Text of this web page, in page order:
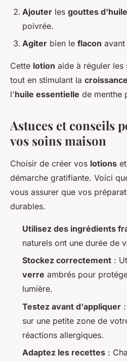
Ajouter les gouttes
poivrée.
Agiter bien le flacon
Cette lotion aide à réguler les
tout en stimulant la
l'huile essentielle de menthe
Astuces et conseils
vos soins maison
Choisir de créer vos lotions et
démarche gratifiante. Voici
vous assurer que vos
durables.
Utilisez des ingrédients
naturels ont une durée de
Stockez correctement :
verre ambrés pour
lumière.
Testez avant d'appliquer
sur une petite zone de
réactions allergiques.
Adaptez les recettes :